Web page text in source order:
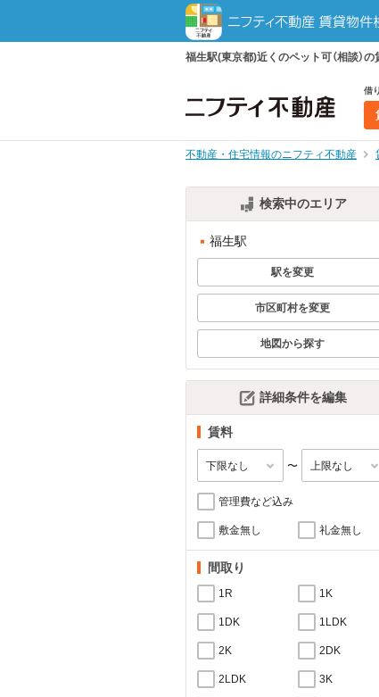
福生駅(東京都)近くのペット可（相談）
借
不動産・住宅情報のニフティ不動産
検索中のエリア
福生駅
駅を変更
市区町村を変更
地図から探す
詳細条件を編集
賃料
〜
管理費など込み
敷金無し 礼金無し
間取り
1R 1K
1DK 1LDK
2K 2DK
2LDK 3K